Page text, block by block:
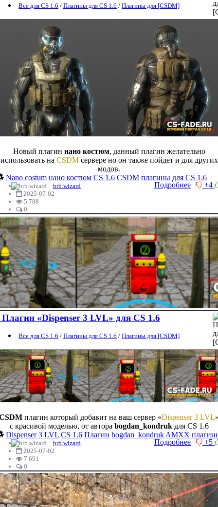
Все для CS 1.6 / Плагины для CS 1.6 / Плагины для [CSDM]
Новый плагин нано костюм, данный плагин желательно
использовать на CSDMсервере но он также пойдет и для других
модов.
Nano costum нано костюм CS 1.6 CSDM плагины для CS 1.6
+4
Подробнее
brb.wizard
2025-07-02
5 788
0
Плагин «Dispenser 3 LVL» для CS 1.6
Все для CS 1.6 / Плагины для CS 1.6 / Плагины для [CSDM]
плагин который добавит на ваш сервер «Dispenser 3 LVL
с красивой моделью, от автора bogdan_kondrukдля CS 1.6
Dispenser 3 LVL CS 1.6 Плагин bogdan_kondruk AMXX
+5
Подробнее
brb.wizard
2025-07-02
7 691
0